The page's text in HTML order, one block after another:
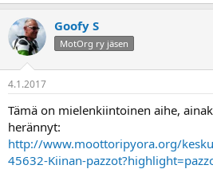
Goofy S
MotOrg ry jäsen
4.1.2017
Tämä on mielenkiintoinen aihe,
herännyt:
http://www.moottoripyora.org/
45632-Kiinan-